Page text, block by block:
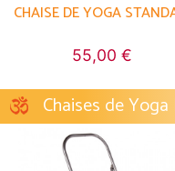
55,00 €
Chaises de Yoga